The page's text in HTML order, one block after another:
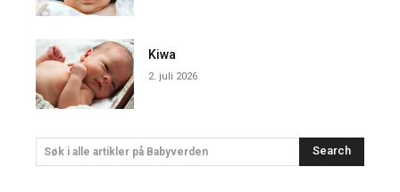
Kiwa
2. juli 2026
Søk i alle artikler på Babyverden Search